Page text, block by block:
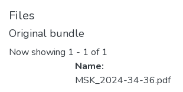
Files
Original bundle
Now showing 1 - 1 of 1
Name:
MSK_2024-34-36.pdf